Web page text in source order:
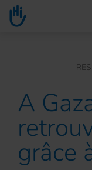
Go to main content
You are here :
A
grâce